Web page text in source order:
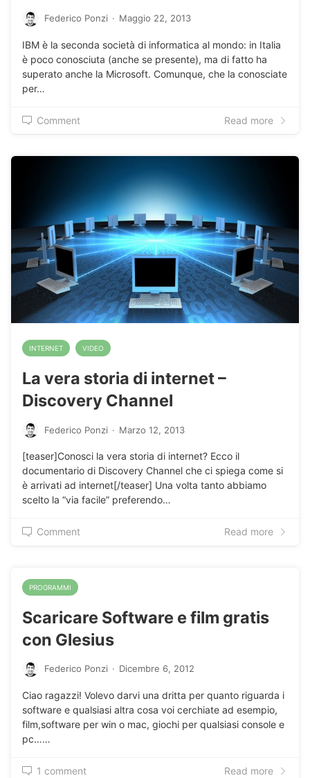
Federico Ponzi · Maggio 22, 2013
IBM è la seconda società di informatica al mondo: in Italia
è poco conosciuta (anche se presente), ma di fatto ha
superato anche la Microsoft. Comunque, che la conosciate
per…
Comment Read more
INTERNET VIDEO
La vera storia di internet –
Discovery Channel
Federico Ponzi · Marzo 12, 2013
[teaser]Conosci la vera storia di internet? Ecco il
documentario di Discovery Channel che ci spiega come si
è arrivati ad internet[/teaser] Una volta tanto abbiamo
scelto la “via facile” preferendo…
Comment Read more
PROGRAMMI
Scaricare Software e film gratis
con Glesius
Federico Ponzi · Dicembre 6, 2012
Ciao ragazzi! Volevo darvi una dritta per quanto riguarda i
software e qualsiasi altra cosa voi cerchiate ad esempio,
film,software per win o mac, giochi per qualsiasi console e
pc……
1 comment Read more